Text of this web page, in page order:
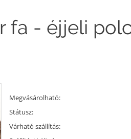
fa - éjjeli
Megvásárolható:
Státusz:
Várható szállítás: